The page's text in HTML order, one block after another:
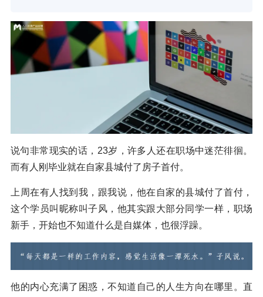
说句非常现实的话，23岁，许多人还在职场中迷茫徘徊。
而有人刚毕业就在自家县城付了房子首付。
上周在有人找到我，跟我说，他在自家的县城付了首付，
这个学员叫昵称叫子风，他其实跟大部分同学一样，职场
新手，开始也不知道什么是自媒体，也很浮躁。
他的内心充满了困惑，不知道自己的人生方向在哪里。直